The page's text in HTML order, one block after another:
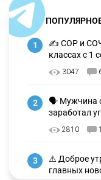
1
✍️ СОР и СОЧ
классах с 1
3047
2
🗣 Мужчина
заработал
2810
3
⚠️ Доброе
главных